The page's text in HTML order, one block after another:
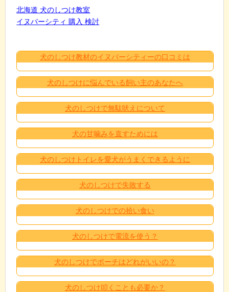
北海道 犬のしつけ教室
イヌバーシティ 購入 検討
犬のしつけ教材のイヌバーシティーの口コミは
犬のしつけに悩んでいる飼い主のあなたへ
犬のしつけで無駄吠えについて
犬の甘噛みを直すためには
犬のしつけトイレを愛犬がうまくできるように
犬のしつけで失敗する
犬のしつけでの拾い食い
犬のしつけで電流を使う？
犬のしつけでポーチはどれがいいの？
犬のしつけ叩くことも必要か？